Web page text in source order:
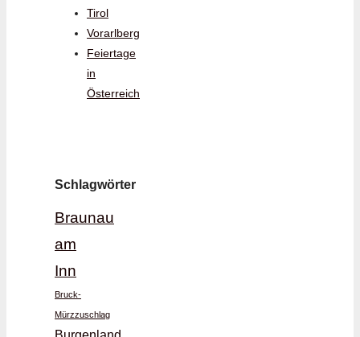
Tirol
Vorarlberg
Feiertage
in
Österreich
Schlagwörter
Braunau
am
Inn
Bruck-
Mürzzuschlag